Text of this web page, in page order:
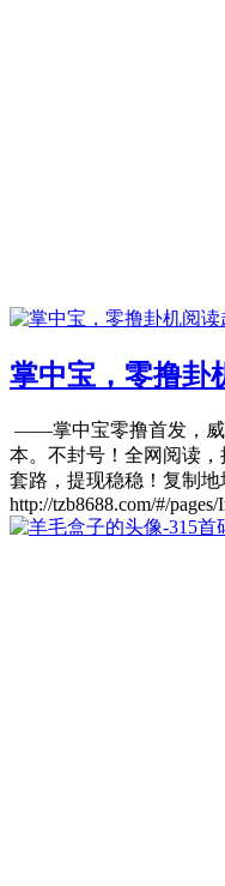
掌中宝，零撸卦
——掌中宝零撸首发，威
本。不封号！全网阅读
套路，提现稳稳！复制
http://tzb8688.com/#/pages/